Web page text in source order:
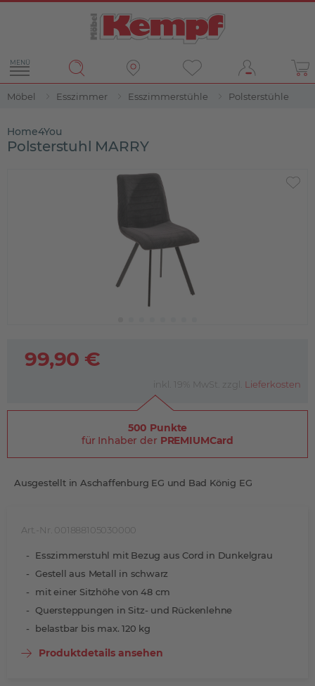
MENÜ
Möbel Esszimmer Esszimmerstühle Polsterstühle
Home4You
Polsterstuhl MARRY
Art.-Nr. 001888105030000
Esszimmerstuhl mit Bezug aus Cord in Dunkelgrau
Gestell aus Metall in schwarz
mit einer Sitzhöhe von 48 cm
Quersteppungen in Sitz- und Rückenlehne
belastbar bis max. 120 kg
Produktdetails ansehen
99,90 €
inkl. 19% MwSt. zzgl. Lieferkosten
500 Punkte
für Inhaber der PREMIUMCard
Ausgestellt in Aschaffenburg EG und Bad König EG